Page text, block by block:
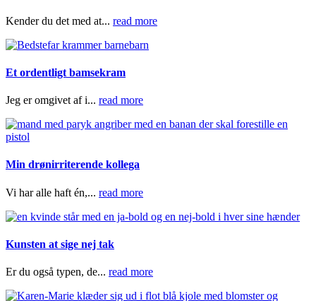
Kender du det med at... read more
Et ordentligt bamsekram
Jeg er omgivet af i... read more
Min drønirriterende kollega
Vi har alle haft én,... read more
Kunsten at sige nej tak
Er du også typen, de... read more